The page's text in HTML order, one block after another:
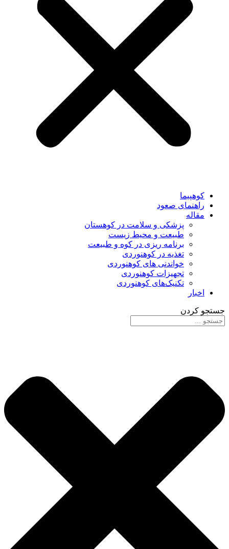
کوهپیما
راهنمای صعود
مقاله
پزشکی و سلامت در کوهستان
طبیعت و محیط زیست
برنامه ریزی در کوه و طبیعت
تغذیه در کوهنوردی
خواندنی های کوهنوردی
تجهیزات کوهنوردی
تکنیک‌های کوهنوردی
اخبار
جستجو کردن